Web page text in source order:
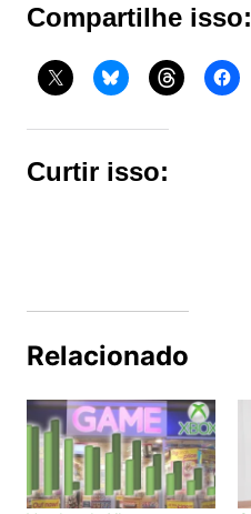
Compartilhe isso:
Curtir isso:
Relacionado